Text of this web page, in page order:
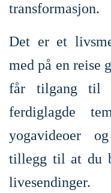
transformasjon.
Det er et
med på en reise
får tilgang til
ferdiglagde
yogavideoer
tillegg til at du
livesendinger.